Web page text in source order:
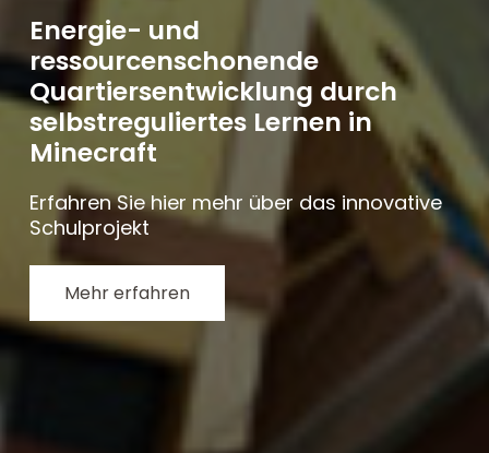
Energie- und
ressourcenschonende
Quartiersentwicklung durch
selbstreguliertes Lernen in
Minecraft
Erfahren Sie hier mehr über das innovative
Schulprojekt
Mehr erfahren